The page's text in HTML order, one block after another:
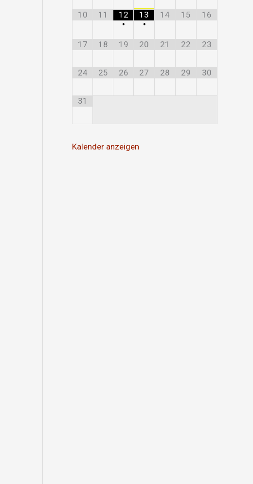
10 11
12
•
13
•
14 15 16
17 18 19 20 21 22 23
24 25 26 27 28 29 30
31
Kalender anzeigen